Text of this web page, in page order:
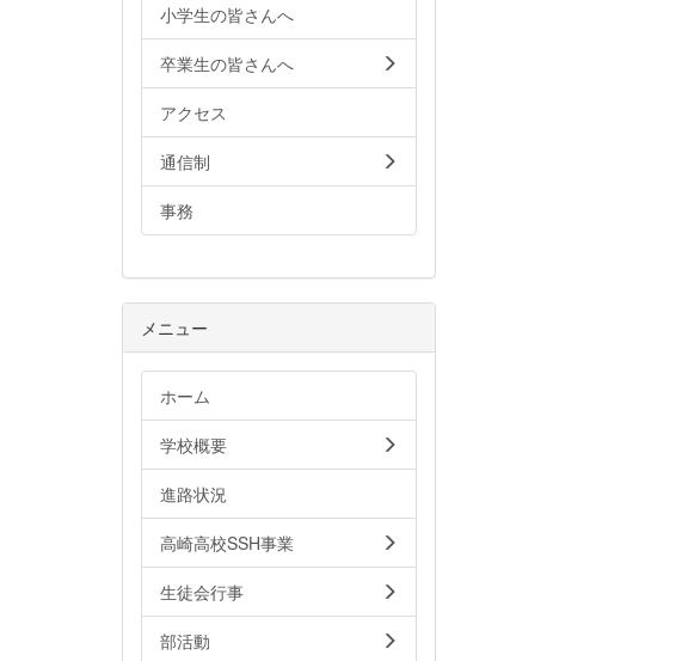
小学生の皆さんへ
卒業生の皆さんへ
アクセス
通信制
事務
メニュー
ホーム
学校概要
進路状況
高崎高校SSH事業
生徒会行事
部活動